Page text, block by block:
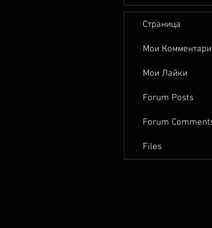
Страница
Мои
Мои Лайки
Forum Posts
Forum
Files